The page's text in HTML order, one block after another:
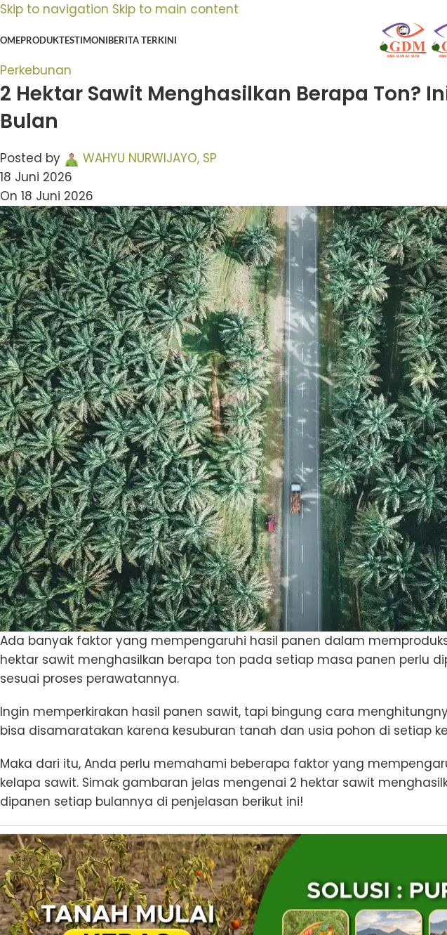
Skip to navigation Skip to main content
PRODUKTESTIMONIBERITA TERKINI
Perkebunan
2 Hektar Sawit Menghasilkan Berapa Ton?
Bulan
Posted by
WAHYU NURWIJAYO, SP
18 Juni 2026
On 18 Juni 2026
Ada banyak faktor yang mempengaruhi hasil panen dalam
hektar sawit menghasilkan berapa ton pada setiap masa panen perlu
sesuai proses perawatannya.
Ingin memperkirakan hasil panen sawit, tapi bingung cara
bisa disamaratakan karena kesuburan tanah dan usia pohon di setiap
Maka dari itu, Anda perlu memahami beberapa faktor yang
kelapa sawit. Simak gambaran jelas mengenai 2 hektar sawit
dipanen setiap bulannya di penjelasan berikut ini!